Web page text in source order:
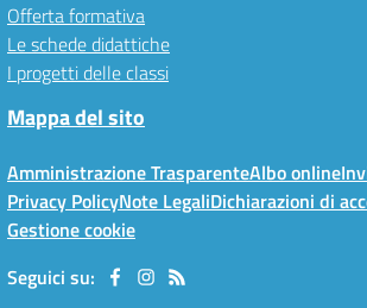
Offerta formativa
Le schede didattiche
I progetti delle classi
Mappa del sito
Amministrazione TrasparenteAlbo online
Privacy PolicyNote LegaliDichiarazioni di
Gestione cookie
Seguici su: